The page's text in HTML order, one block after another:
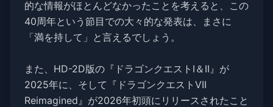
的な情報がほとんどなかったことを考えると、この
40周年という節目での大々的な発表は、まさに
「満を持して」と言えるでしょう。
また、HD-2D版の『ドラゴンクエストI＆II』が
2025年に、そして『ドラゴンクエストVII
Reimagined』が2026年初頭にリリースされたこと